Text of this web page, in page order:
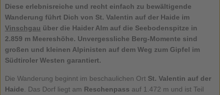
Diese erlebnisreiche und recht einfach zu bewältigende
Wanderung führt Dich von St. Valentin auf der Haide im
Vinschgau über die Haider Alm auf die Seebodenspitze in
2.859 m Meereshöhe. Unvergessliche Berg-Momente sind
großen und kleinen Alpinisten auf dem Weg zum Gipfel im
Südtiroler Westen garantiert.
Die Wanderung beginnt im beschaulichen Ort St. Valentin auf der
Haide . Das Dorf liegt am Reschenpass auf 1.472 m und ist Teil